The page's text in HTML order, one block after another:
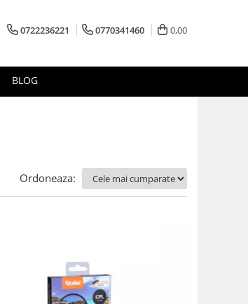
0722236221 0770341460 0,00
BLOG
Ordoneaza: